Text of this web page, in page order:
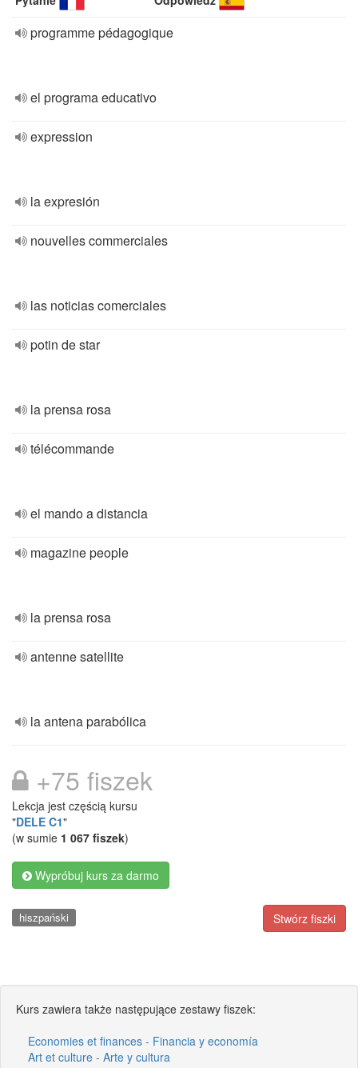
programme pédagogique
el programa educativo
expression
la expresión
nouvelles commerciales
las noticias comerciales
potin de star
la prensa rosa
télécommande
el mando a distancia
magazine people
la prensa rosa
antenne satellite
la antena parabólica
+75 fiszek
Lekcja jest częścią kursu
"DELE C1"
(w sumie 1 067 fiszek)
Wypróbuj kurs za darmo
Stwórz fiszki
hiszpański
Kurs zawiera także następujące zestawy fiszek:
Economies et finances - Financia y economía
Art et culture - Arte y cultura